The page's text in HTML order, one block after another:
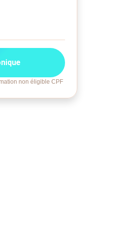
non éligible CPF